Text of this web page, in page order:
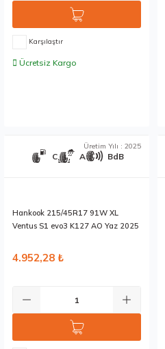
Karşılaştır
Ücretsiz Kargo
Üretim Yılı : 2025
C A BdB
Hankook 215/45R17 91W XL
Ventus S1 evo3 K127 AO Yaz 2025
4.952,28 ₺